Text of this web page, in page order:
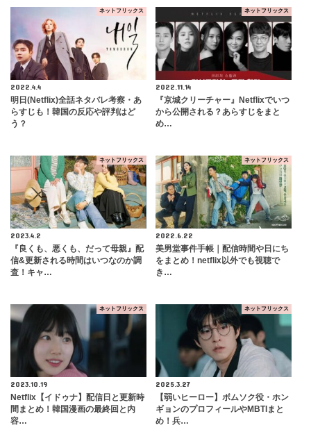
ネットフリックス
2022.4.4
明日(Netflix)全話ネタバレ考察・あ
らすじも！韓国の反応や評判はど
う？
ネットフリックス
2022.11.14
『京城クリーチャー』Netflixでいつ
から公開される？あらすじをまと
め…
ネットフリックス
2023.4.2
『良くも、悪くも、だって母親』配
信&更新される時間はいつなのか調
査！キャ…
ネットフリックス
2022.6.22
美男堂事件手帳｜配信時間や日にち
をまとめ！netflix以外でも視聴で
き…
ネットフリックス
2023.10.19
Netflix【イドゥナ】配信日と更新時
間まとめ！韓国漫画の最終回と内
容…
ネットフリックス
2025.3.27
【弱いヒーロー】ボムソク役・ホン
ギョンのプロフィールやMBTIまと
め！兵…